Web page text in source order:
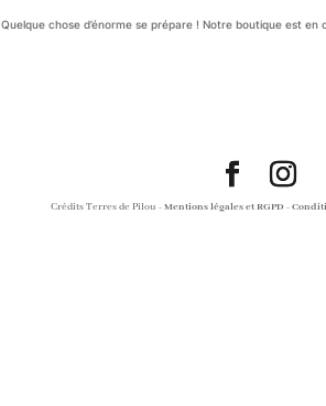
Quelque chose d’énorme se prépare ! Notre boutique est
Crédits Terres de Pilou -Mentions légales et RGPD -